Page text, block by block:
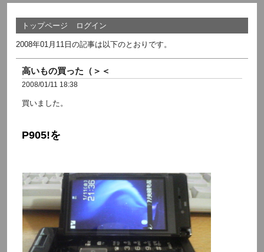
トップページ ログイン
2008年01月11日の記事は以下のとおりです。
高いもの買った（＞＜
2008/01/11 18:38
買いました。
P905!を